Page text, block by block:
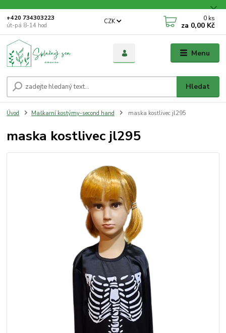
Menu
CZK
Hledat
+420 734303223
út-pá 8-14 hod
0 ks
za 0,00 Kč
Úvod Maškarní kostýmy-second hand maska kostlivec jl295
maska kostlivec jl295